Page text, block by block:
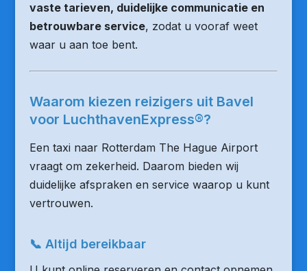
vaste tarieven, duidelijke communicatie en
betrouwbare service, zodat u vooraf weet
waar u aan toe bent.
Waarom kiezen reizigers uit Bavel
voor LuchthavenExpress®?
Een taxi naar Rotterdam The Hague Airport
vraagt om zekerheid. Daarom bieden wij
duidelijke afspraken en service waarop u kunt
vertrouwen.
📞 Altijd bereikbaar